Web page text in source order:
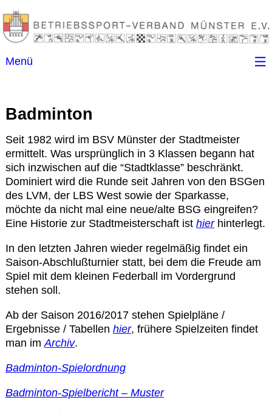
Menü
Kontakt
Ansprechpartner
(B)SGen
Anschriftenverzeichnis
Impressum
Sportarten
Spielpläne / Ergebnisse / Tabellen
Badminton
Seit 1982 wird im BSV Münster der Stadtmeister
ermittelt. Was ursprünglich in 3 Klassen begann hat
sich inzwischen auf die “Stadtklasse” beschränkt.
Dominiert wird die Runde seit Jahren von den BSGen
des LVM, der LBS West sowie der Sparkasse,
möchte da nicht mal eine neue/alte BSG eingreifen?
Eine Historie zur Stadtmeisterschaft ist hierhinterlegt.
In den letzten Jahren wieder regelmäßig findet ein
Saison-Abschlußturnier statt, bei dem die Freude am
Spiel mit dem kleinen Federball im Vordergrund
stehen soll.
Ab der Saison 2016/2017 stehen Spielpläne /
Ergebnisse / Tabellen hier, frühere Spielzeiten findet
man imArchiv.
Badminton-Spielordnung
Badminton-Spielbericht – Muster